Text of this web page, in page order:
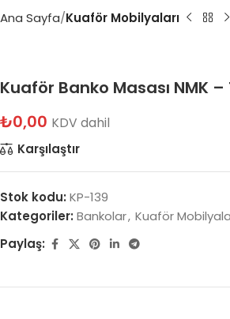
Ana Sayfa Kuaför Mobilyaları
Kuaför Banko Masası NMK –
₺0,00 KDV dahil
Karşılaştır
Stok kodu: KP-139
Kategoriler: Bankolar, Kuaför
Paylaş: